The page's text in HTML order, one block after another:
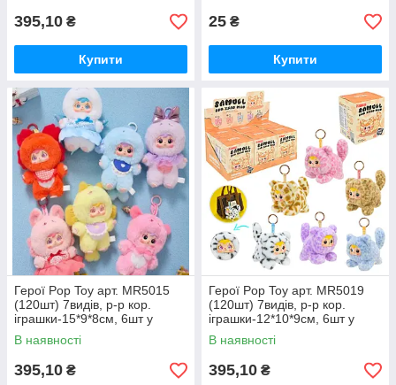
395,10 ₴
Купити
25 ₴
Купити
Герої Pop Toy арт. MR5015
(120шт) 7видів, р-р кор.
іграшки-15*9*8см, 6шт у
дисплей боксі 28*17*28см
В наявності
395,10 ₴
Герої Pop Toy арт. MR5019
(120шт) 7видів, р-р кор.
іграшки-12*10*9см, 6шт у
дисплей боксі 31*18,5*28см
В наявності
395,10 ₴